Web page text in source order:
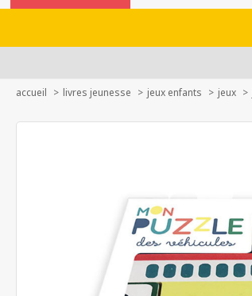
accueil livres jeunesse jeux enfants jeux